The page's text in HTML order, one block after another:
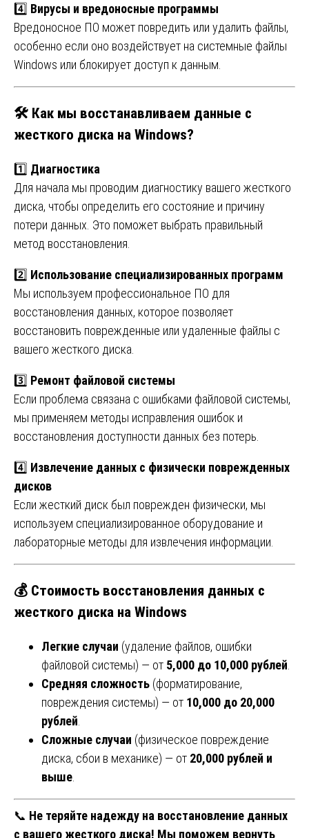
4️⃣ Вирусы и вредоносные программы
Вредоносное ПО может повредить или удалить файлы,
особенно если оно воздействует на системные файлы
Windows или блокирует доступ к данным.
🛠️ Как мы восстанавливаем данные с
жесткого диска на Windows?
1️⃣ Диагностика
Для начала мы проводим диагностику вашего жесткого
диска, чтобы определить его состояние и причину
потери данных. Это поможет выбрать правильный
метод восстановления.
2️⃣ Использование специализированных программ
Мы используем профессиональное ПО для
восстановления данных, которое позволяет
восстановить поврежденные или удаленные файлы с
вашего жесткого диска.
3️⃣ Ремонт файловой системы
Если проблема связана с ошибками файловой системы,
мы применяем методы исправления ошибок и
восстановления доступности данных без потерь.
4️⃣ Извлечение данных с физически поврежденных
дисков
Если жесткий диск был поврежден физически, мы
используем специализированное оборудование и
лабораторные методы для извлечения информации.
💰 Стоимость восстановления данных с
жесткого диска на Windows
Легкие случаи (удаление файлов, ошибки
файловой системы) — от 5,000 до 10,000 рублей
Средняя сложность (форматирование,
повреждения системы) — от 10,000 до 20,000
рублей
Сложные случаи (физическое повреждение
диска, сбои в механике) — от 20,000 рублей и
выше
📞 Не теряйте надежду на восстановление данных
с вашего жесткого диска! Мы поможем вернуть